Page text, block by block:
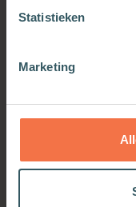
Statistieken
Marketing